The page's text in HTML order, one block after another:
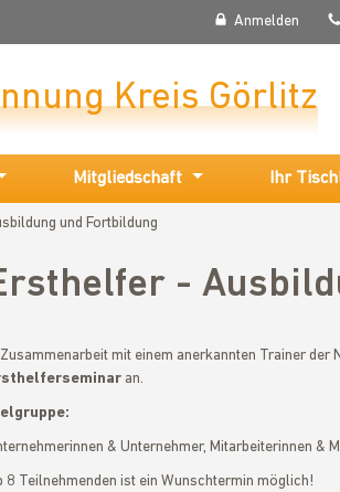
Kreis Görlitz
Anmelden
Mitgliedschaft Ihr
und Fortbildung
-
mit einem anerkannten Trainer
an.
& Unternehmer, Mitarbeiterinnen &
8 Teilnehmenden ist ein Wunschtermin möglich!